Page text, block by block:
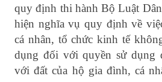
quy định thi hành Bộ Luật
hiện nghĩa vụ quy định về
cá nhân, tổ chức kinh tế
dụng đối với quyền sử dụng
với đất của hộ gia đình, cá